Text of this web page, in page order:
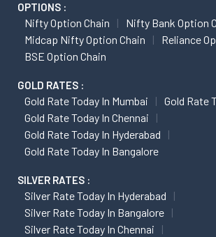
OPTIONS :
Nifty Option Chain
Nifty Bank Option
Midcap Nifty Option Chain
Reliance
BSE Option Chain
GOLD RATES :
Gold Rate Today In Mumbai
Gold Rate
Gold Rate Today In Chennai
Gold Rate Today In Hyderabad
Gold Rate Today In Bangalore
SILVER RATES :
Silver Rate Today In Hyderabad
Silver Rate Today In Bangalore
Silver Rate Today In Chennai